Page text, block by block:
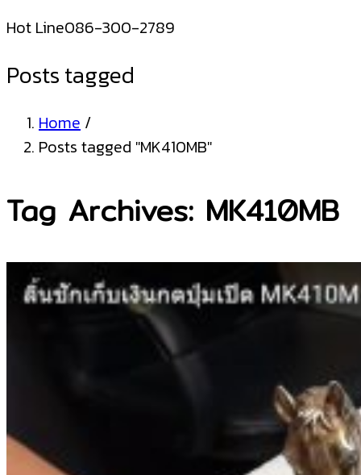
Hot Line086-300-2789
Posts tagged
Home /
Posts tagged "MK410MB"
Tag Archives: MK410MB